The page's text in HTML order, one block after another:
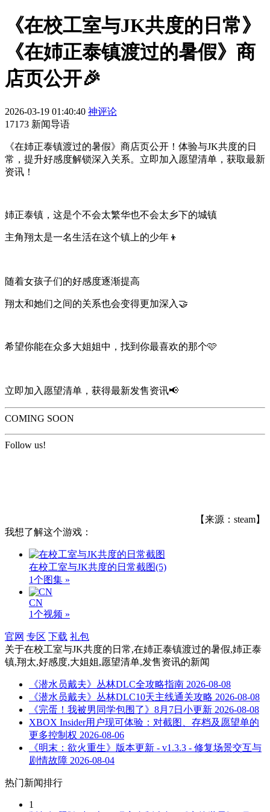
《在校工室与JK共度的日常》
《在姉正泰镇渡过的暑假》商
店页公开🎉
2026-03-19 01:40:40 神评论
17173 新闻导语
《在姉正泰镇渡过的暑假》商店页公开！体验与JK共度的日
常，提升好感度解锁深入关系。立即加入愿望清单，获取最新
资讯！
姉正泰镇，这是个不会太繁华也不会太乡下的城镇
主角翔太是一名生活在这个镇上的少年👦
随着女孩子们的好感度逐渐提高
翔太和她们之间的关系也会变得更加深入🤝
希望你能在众多大姐姐中，找到你最喜欢的那个🩷
立即加入愿望清单，获得最新发售资讯📢
COMING SOON
Follow us!
【来源：steam】
我想了解这个游戏：
在校工室与JK共度的日常截图(5)
1个图集 »
CN
1个视频 »
官网 专区 下载 礼包
关于在校工室与JK共度的日常,在姉正泰镇渡过的暑假,姉正泰
镇,翔太,好感度,大姐姐,愿望清单,发售资讯的新闻
《潜水员戴夫》丛林DLC全攻略指南 2026-08-08
《潜水员戴夫》丛林DLC10天主线通关攻略 2026-08-08
《完蛋！我被男同学包围了》8月7日小更新 2026-08-08
XBOX Insider用户现可体验：对截图、存档及愿望单的
更多控制权 2026-08-06
《明末：欲火重生》版本更新 - v1.3.3 - 修复场景交互与
剧情故障 2026-08-04
热门新闻排行
1